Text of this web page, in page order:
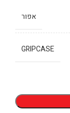
אפור
GRIPCASE